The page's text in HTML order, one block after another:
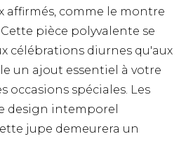
affirmés, comme le montre
pièce polyvalente se
célébrations diurnes qu'aux
un ajout essentiel à votre
occasions spéciales. Les
design intemporel
jupe demeurera un